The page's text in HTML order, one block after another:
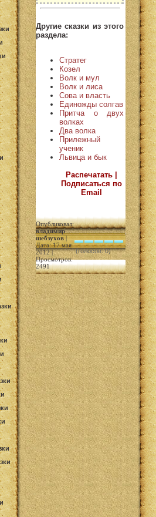
Другие сказки из этого
раздела:
Стратег
Козел
Волк и мул
Волк и лиса
Сова и власть
Единожды солгав
Притча о двух
волках
Два волка
Прилежный
ученик
Львица и бык
Распечатать |
Подписаться по
Email
Опубликовал:
владимир
шебзухов|
Дата: 17 мая
2012 |
Просмотров:
2491
(голосов: 0)